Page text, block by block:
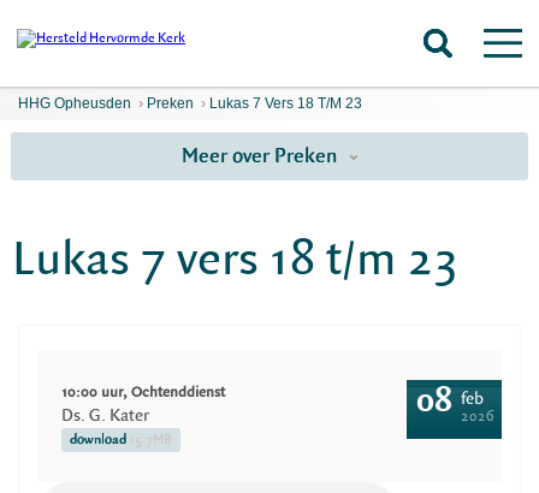
HHG Opheusden › Preken › Lukas 7 Vers 18 T/m 23
Meer over Preken
Lukas 7 vers 18 t/m 23
10:00 uur, Ochtenddienst
Ds. G. Kater
download 15.7MB
08 feb
2026